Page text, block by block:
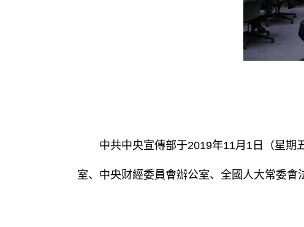
中共中央宣傳部于2019年11月1日（星期
室、中央财經委員會辦公室、全國人大常委會